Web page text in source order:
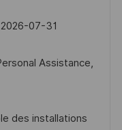
2026-07-31
Assistance,
des installations